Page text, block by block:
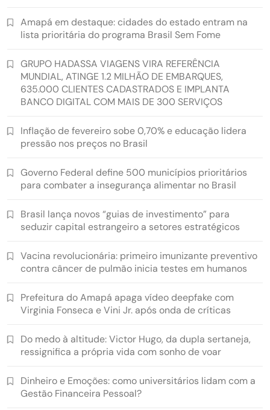
Amapá em destaque: cidades do estado entram na
lista prioritária do programa Brasil Sem Fome
GRUPO HADASSA VIAGENS VIRA REFERÊNCIA
MUNDIAL, ATINGE 1.2 MILHÃO DE EMBARQUES,
635.000 CLIENTES CADASTRADOS E IMPLANTA
BANCO DIGITAL COM MAIS DE 300 SERVIÇOS
Inflação de fevereiro sobe 0,70% e educação lidera
pressão nos preços no Brasil
Governo Federal define 500 municípios prioritários
para combater a insegurança alimentar no Brasil
Brasil lança novos “guias de investimento” para
seduzir capital estrangeiro a setores estratégicos
Vacina revolucionária: primeiro imunizante preventivo
contra câncer de pulmão inicia testes em humanos
Prefeitura do Amapá apaga vídeo deepfake com
Virginia Fonseca e Vini Jr. após onda de críticas
Do medo à altitude: Victor Hugo, da dupla sertaneja,
ressignifica a própria vida com sonho de voar
Dinheiro e Emoções: como universitários lidam com a
Gestão Financeira Pessoal?